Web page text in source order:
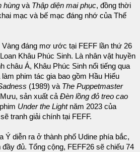
hùng và Thập diện mai phục, đồng thời
mạc và bế mạc đáng nhớ của Thế
đáng mơ ước tại FEFF lần thứ 26
Khâu Phúc Sinh. Là nhân vật huyền
châu Á, Khâu Phúc Sinh nổi tiếng qua
phim tác gia bao gồm Hầu Hiếu
(1989) và The Puppetmaster
sản xuất cả Đèn lồng đỏ treo cao
Under the Lightnăm 2023 của
tranh giải chính tại FEFF.
Ý diễn ra ở thành phố Udine phía bắc,
đủ. Tổng cộng, FEFF26 sẽ chiếu 74